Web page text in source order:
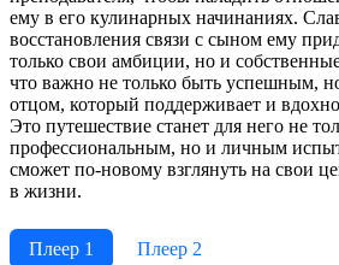
ему в его кулинарных начинаниях.
восстановления связи с сыном ему
только свои амбиции, но и
что важно не только быть успешным,
отцом, который поддерживает и
Это путешествие станет для него не
профессиональным, но и личным
сможет по-новому взглянуть на свои
в жизни.
Плеер 1
Плеер 2